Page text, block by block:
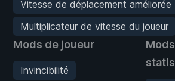
Vitesse de déplacement améliorée
Multiplicateur de vitesse du joueur
Mods de joueur
Invincibilité